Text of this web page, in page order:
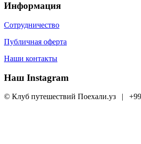
Информация
Сотрудничество
Публичная оферта
Наши контакты
Наш Instagram
© Клуб путешествий Поехали.уз |